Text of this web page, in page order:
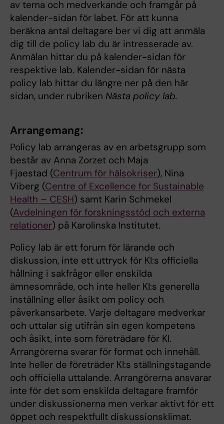
av tema och medverkande och framgår på
kalender-sidan för labet. För att kunna
beräkna antal deltagare ber vi dig att anmäla
dig till de policy lab du är intresserade av.
Anmälan hittar du på kalender-sidan för
respektive lab. Kalender-sidan för nästa
policy lab hittar du längre ner på den här
sidan, under rubriken Nästa policy lab.
Arrangemang:
Policy lab arrangeras av en arbetsgrupp som
består av Anna Zorzet och Maja
Fjaestad (Centrum för hälsokriser), Nina
Viberg (Centre of Excellence for Sustainable
Health – CESH) samt Karin Schmekel
(Avdelningen för forskningsstöd och externa
relationer) på Karolinska Institutet.
Policy lab är ett forum för lärande och
diskussion, inte ett uttryck för KI:s officiella
hållning i sakfrågor eller enskilda
ämnesområde, och inte heller KI:s generella
inställning eller åsikt om policy och
påverkansarbete. Varje deltagare medverkar
och uttalar sig utifrån sin egen kompetens
och åsikt, inte som företrädare för KI.
Arrangörerna svarar för format och innehåll.
Inte heller de företräder KI:s ställningstagande
och officiella uttalande. Arrangörerna ansvarar
inte för det som enskilda deltagare framför
under diskussionerna men verkar aktivt för ett
öppet och respektfullt diskussionsklimat.